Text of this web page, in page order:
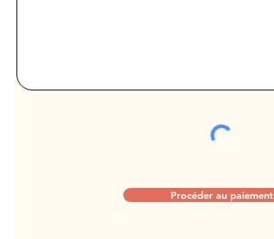
Procéder au paiement